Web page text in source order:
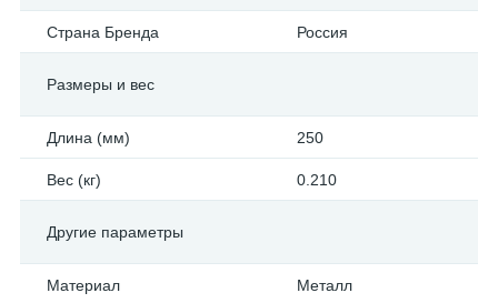
Страна Бренда Россия
Размеры и вес
Длина (мм) 250
Вес (кг) 0.210
Другие параметры
Материал Металл